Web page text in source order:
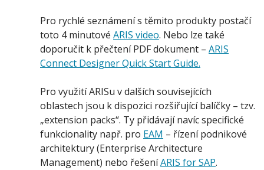
Pro rychlé seznámení s těmito produkty postačí
toto 4 minutové ARIS video. Nebo lze také
doporučit k přečtení PDF dokument – ARIS
Connect Designer Quick Start Guide.
Pro využití ARISu v dalších souvisejících
oblastech jsou k dispozici rozšiřující balíčky – tzv.
„extension packs“. Ty přidávají navíc specifické
funkcionality např. pro EAM – řízení podnikové
architektury (Enterprise Architecture
Management) nebo řešeníARIS for SAP.